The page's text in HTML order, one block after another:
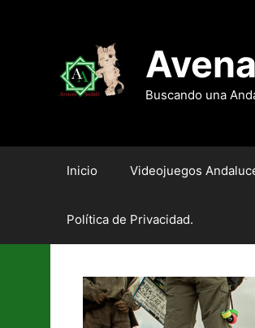
Buscando una
Inicio Videojuegos
Política de Privacidad.